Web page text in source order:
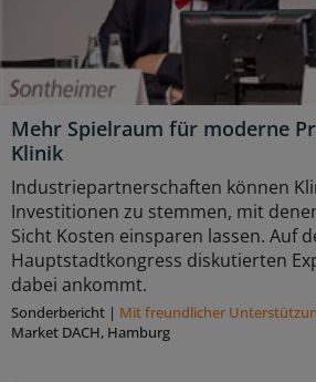
Mehr Spielraum für moderne
Klinik
Industriepartnerschaften können
Investitionen zu stemmen, mit
Sicht Kosten einsparen lassen. Auf
Hauptstadtkongress diskutierten
dabei ankommt.
Sonderbericht | Mit freundlicher
Market DACH, Hamburg